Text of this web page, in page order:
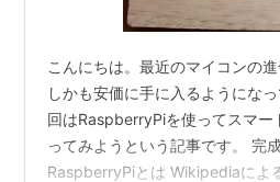
こんにちは。最近のマイコンの進
しかも安価に手に入るようにな
回はRaspberryPiを使ってスマー
ってみようという記事です。 完
RaspberryPiとは Wikipediaによ